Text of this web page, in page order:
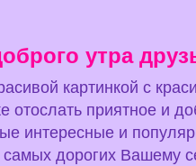
утра
картинкой с
приятное и
интересные и
дорогих Вашему